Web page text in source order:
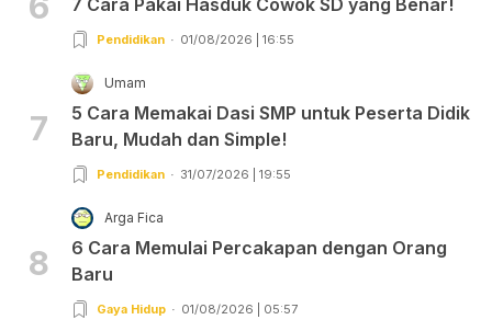
Pendidikan 01/08/2026 | 16:55
7
Umam
5 Cara Memakai Dasi SMP untuk Peserta Didik
Baru, Mudah dan Simple!
Pendidikan 31/07/2026 | 19:55
8
Arga Fica
6 Cara Memulai Percakapan dengan Orang
Baru
Gaya Hidup 01/08/2026 | 05:57